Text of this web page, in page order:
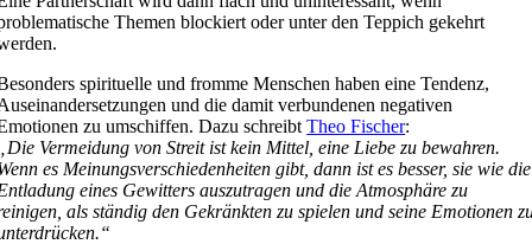
Themen blockiert oder unter den Teppich gekehrt
spirituelle und fromme Menschen haben eine Tendenz,
und die damit verbundenen negativen
zu umschiffen. Dazu schreibtTheo Fischer:
Vermeidung von Streit ist kein Mittel, eine Liebe zu bewahren.
es Meinungsverschiedenheiten gibt, dann ist es besser, sie wie die
eines Gewitters auszutragen und die Atmosphäre zu
als ständig den Gekränkten zu spielen und seine Emotionen